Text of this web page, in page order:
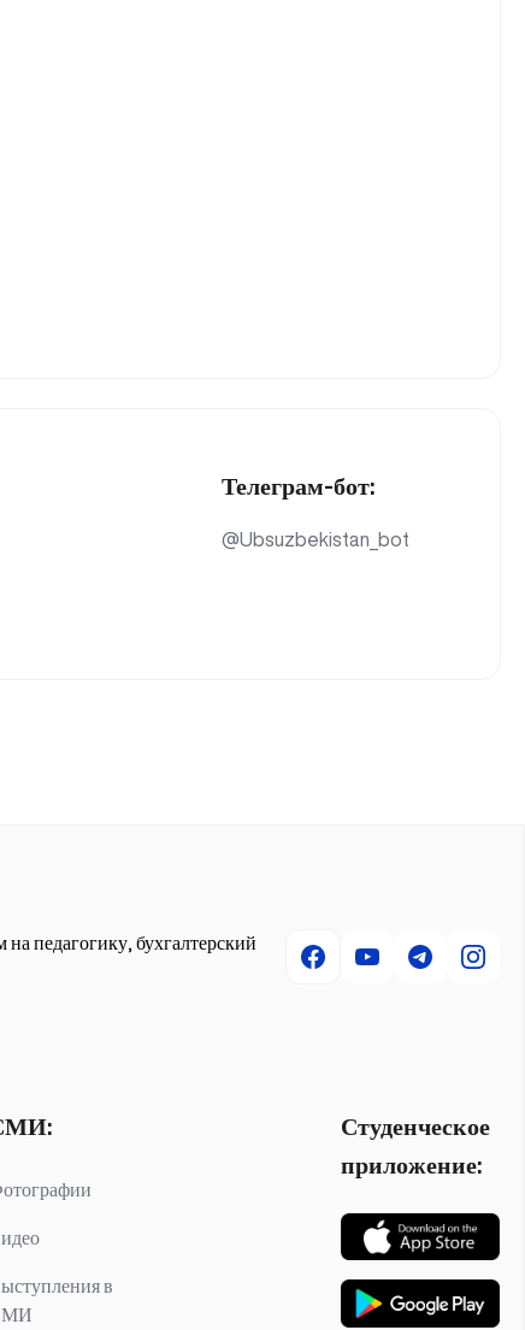
Телеграм-бот:
@Ubsuzbekistan_bot
педагогику, бухгалтерский
в
Студенческое
приложение: